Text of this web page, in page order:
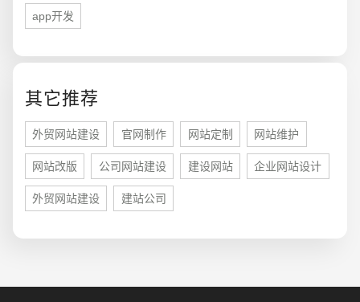
app开发
其它推荐
外贸网站建设 官网制作 网站定制 网站维护
网站改版 公司网站建设 建设网站 企业网站设计
外贸网站建设 建站公司
您的预算 1万-3万 3万-5万